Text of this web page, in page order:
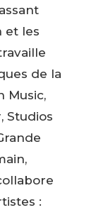
et les
de la
Music,
Studios
: